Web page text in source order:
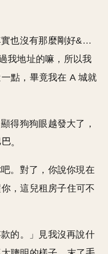
也沒有那麼剛好&…
我地址的嘛，所以我
點，畢竟我在 A 城就
得狗狗眼越發大了，
。
。對了，你說你現在
，這兒租房子住可不
的。」見我沒再說什